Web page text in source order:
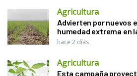
Agricultura
Advierten por nuevos
humedad extrema en
hace 2 días
Agricultura
Esta campaña